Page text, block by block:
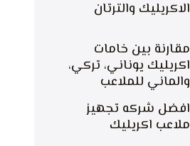
الاكريليك والترتان
مقارنة بين خامات
اكريليك يوناني، تركي،
والماني للملاعب
افضل شركه تجهيز
ملاعب اكريليك